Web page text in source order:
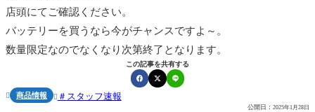
店頭にてご確認ください。
バッテリーを買うなら今がチャンスですよ～。
数量限定なのでなくなり次第終了となります。
この記事を共有する
 商品情報  スタッフ速報
公開日： 2025年1月28日